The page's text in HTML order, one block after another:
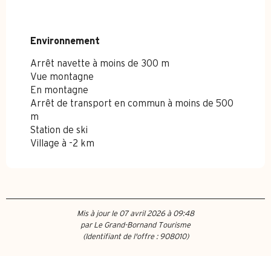
Environnement
Environnement
Arrêt navette à moins de 300 m
Vue montagne
En montagne
Arrêt de transport en commun à moins de 500
m
Station de ski
Village à -2 km
Mis à jour le 07 avril 2026 à 09:48
par Le Grand-Bornand Tourisme
(Identifiant de l'offre : 908010)